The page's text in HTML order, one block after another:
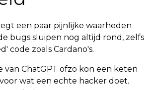
een paar pijnlijke waarheden
bugs sluipen nog altijd rond, zelfs
code zoals Cardano's.
van ChatGPT ofzo kon een keten
wat een echte hacker doet.